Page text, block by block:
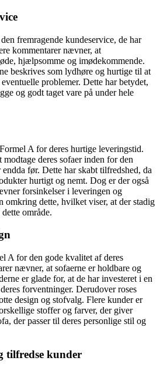
fremragende kundeservice, de har
kommentarer nævner, at
hjælpsomme og imødekommende.
beskrives som lydhøre og hurtige til at
problemer. Dette har betydet,
og godt taget vare på under hele
A for deres hurtige leveringstid.
deres sofaer inden for den
før. Dette har skabt tilfredshed, da
hurtigt og nemt. Dog er der også
forsinkelser i leveringen og
omkring dette, hvilket viser, at der stadig
område.
A for den gode kvalitet af deres
nævner, at sofaerne er holdbare og
er glade for, at de har investeret i en
forventninger. Derudover roses
design og stofvalg. Flere kunder er
stoffer og farver, der giver
der passer til deres personlige stil og
tilfredse kunder